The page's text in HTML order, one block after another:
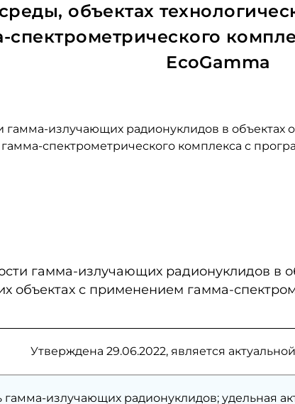
объектах
EcoGamma
излучающих радионуклидов в объектах
спектрометрического комплекса с
гамма-излучающих радионуклидов в
объектах с применением гамма-
Утверждена 29.06.2022, является
гамма-излучающих радионуклидов; удельная